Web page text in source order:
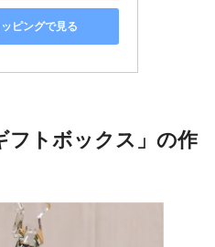
ピングで見る
フトボックス」の作